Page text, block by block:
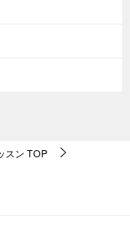
スン TOP